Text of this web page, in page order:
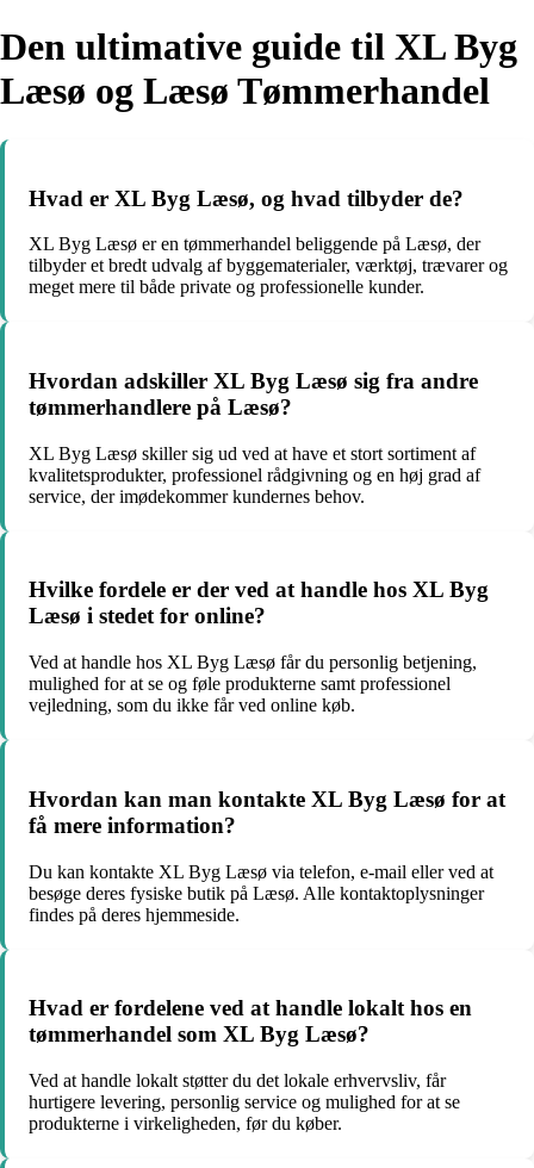
Den ultimative guide til XL Byg
Læsø og Læsø Tømmerhandel
Hvad er XL Byg Læsø, og hvad tilbyder de?
XL Byg Læsø er en tømmerhandel beliggende på Læsø, der
tilbyder et bredt udvalg af byggematerialer, værktøj, trævarer og
meget mere til både private og professionelle kunder.
Hvordan adskiller XL Byg Læsø sig fra andre
tømmerhandlere på Læsø?
XL Byg Læsø skiller sig ud ved at have et stort sortiment af
kvalitetsprodukter, professionel rådgivning og en høj grad af
service, der imødekommer kundernes behov.
Hvilke fordele er der ved at handle hos XL Byg
Læsø i stedet for online?
Ved at handle hos XL Byg Læsø får du personlig betjening,
mulighed for at se og føle produkterne samt professionel
vejledning, som du ikke får ved online køb.
Hvordan kan man kontakte XL Byg Læsø for at
få mere information?
Du kan kontakte XL Byg Læsø via telefon, e-mail eller ved at
besøge deres fysiske butik på Læsø. Alle kontaktoplysninger
findes på deres hjemmeside.
Hvad er fordelene ved at handle lokalt hos en
tømmerhandel som XL Byg Læsø?
Ved at handle lokalt støtter du det lokale erhvervsliv, får
hurtigere levering, personlig service og mulighed for at se
produkterne i virkeligheden, før du køber.